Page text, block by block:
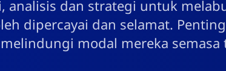
analisis dan strategi untuk
dipercayai dan selamat.
modal mereka